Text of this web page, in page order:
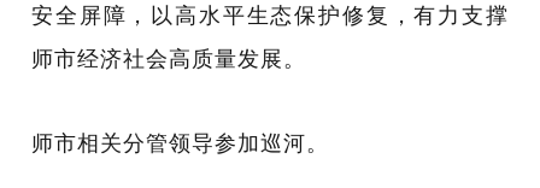
安全屏障，以高水平生态保护修复，有力支撑
师市经济社会高质量发展。
师市相关分管领导参加巡河。